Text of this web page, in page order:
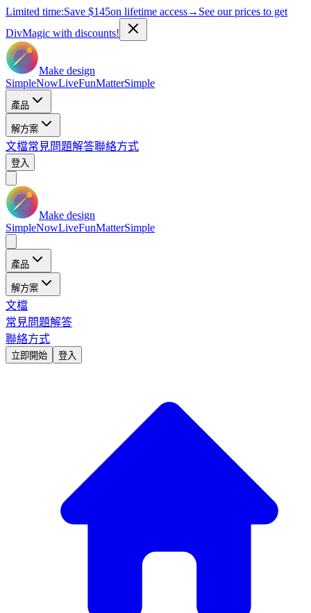
Limited time:Save $145on lifetime access→ See our prices to get
DivMagic with discounts!
Make design
SimpleNowLiveFunMatterSimple
產品
解方案
文檔常見問題解答聯絡方式
登入
Make design
SimpleNowLiveFunMatterSimple
產品
解方案
文檔
常見問題解答
聯絡方式
立即開始 登入